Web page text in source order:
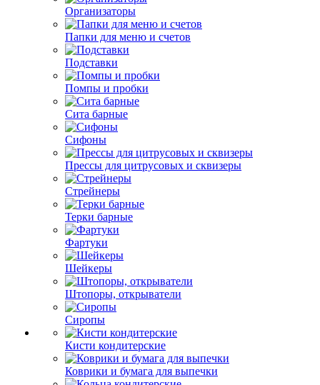
Организаторы
Папки для меню и счетов
Подставки
Помпы и пробки
Сита барные
Сифоны
Прессы для цитрусовых и сквизеры
Стрейнеры
Терки барные
Фартуки
Шейкеры
Штопоры, открыватели
Сиропы
Кисти кондитерские
Коврики и бумага для выпечки